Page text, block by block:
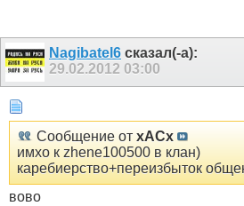
Nagibatel6 сказал(-а):
29.02.2012 03:00
Сообщение от xACx
имхо к zhene100500 в клан)
каребиерство+переизбыток
вово